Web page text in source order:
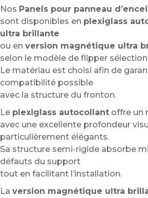
Nos Panels pour panneau
sont disponibles en plexiglass
ultra brillante
ou en version magnétique ultra
selon le modèle de flipper
Le matériau est choisi afin de
compatibilité possible
avec la structure du fronton.
Le plexiglass autocollant offre un
avec une excellente profondeur
particulièrement élégants.
Sa structure semi-rigide absorbe
défauts du support
tout en facilitant l’installation.
La version magnétique ultra